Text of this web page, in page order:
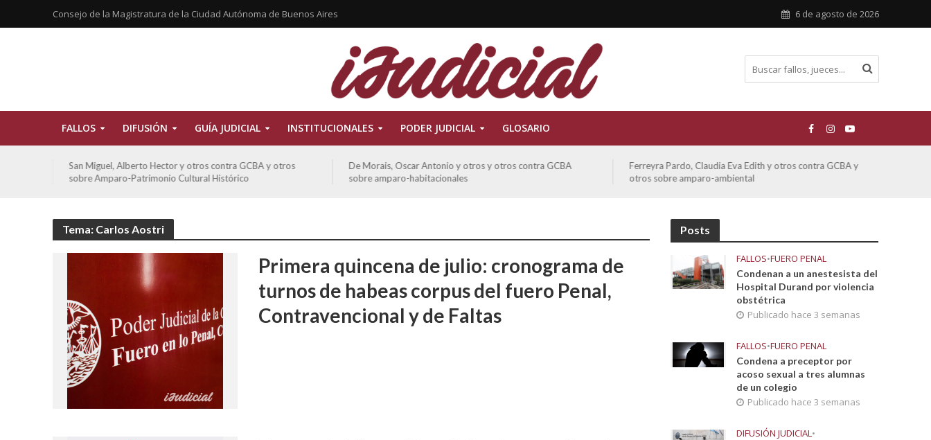
Consejo de la Magistratura de la Ciudad Autónoma de Buenos Aires 6 de agosto de 2026
FALLOS DIFUSIÓN GUÍA JUDICIAL INSTITUCIONALES PODER JUDICIAL GLOSARIO
San Miguel, Alberto Hector y otros contra GCBA y otros
sobre Amparo-Patrimonio Cultural Histórico
De Morais, Oscar Antonio y otros y otros contra GCBA
sobre amparo-habitacionales
Ferreyra Pardo, Claudia Eva Edith y otros contra GCBA y
otros sobre amparo-ambiental
Tema: Carlos Aostri
Primera quincena de julio: cronograma de
turnos de habeas corpus del fuero Penal,
Contravencional y de Faltas
Posts
FALLOS•FUERO PENAL
Condenan a un anestesista del
Hospital Durand por violencia
obstétrica
Publicado hace 3 semanas
FALLOS•FUERO PENAL
Condena a preceptor por
acoso sexual a tres alumnas
de un colegio
Publicado hace 3 semanas
DIFUSIÓN JUDICIAL•